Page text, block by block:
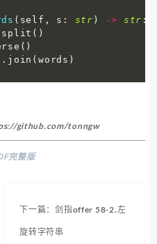
( self , s : str ) -> str :
split ( )
( )
. join ( words )
github.com/tonngw
完整版
下一篇：剑指offer 58-2.左
旋转字符串